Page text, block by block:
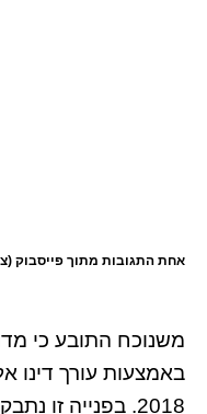
אחת התגובות מתוך פייסבוק
משנוכח התובע כי
באמצעות עורך דינו
2018. בפנייה זו